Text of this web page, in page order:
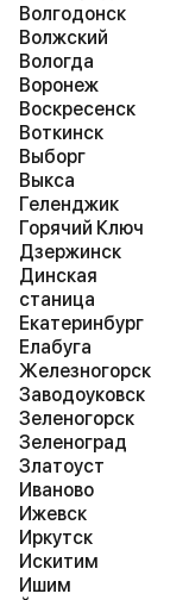
Волгодонск
Волжский
Вологда
Воронеж
Воскресенск
Воткинск
Выборг
Выкса
Геленджик
Горячий Ключ
Дзержинск
Динская
станица
Екатеринбург
Елабуга
Железногорск
Заводоуковск
Зеленогорск
Зеленоград
Златоуст
Иваново
Ижевск
Иркутск
Искитим
Ишим